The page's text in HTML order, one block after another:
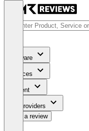
Software
Services
Content
For Providers
Write a review